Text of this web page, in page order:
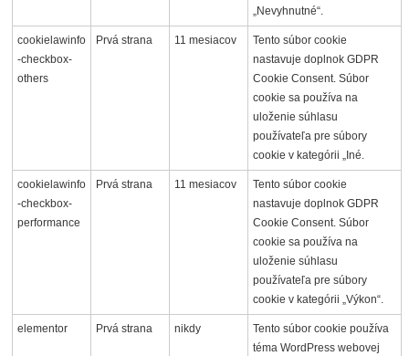
„Nevyhnutné“.
cookielawinfo
-checkbox-
others
Prvá strana 11 mesiacov
Tento súbor cookie
nastavuje doplnok GDPR
Cookie Consent. Súbor
cookie sa používa na
uloženie súhlasu
používateľa pre súbory
cookie v kategórii „Iné.
cookielawinfo
-checkbox-
performance
Prvá strana 11 mesiacov
Tento súbor cookie
nastavuje doplnok GDPR
Cookie Consent. Súbor
cookie sa používa na
uloženie súhlasu
používateľa pre súbory
cookie v kategórii „Výkon“.
elementor Prvá strana nikdy
Tento súbor cookie používa
téma WordPress webovej